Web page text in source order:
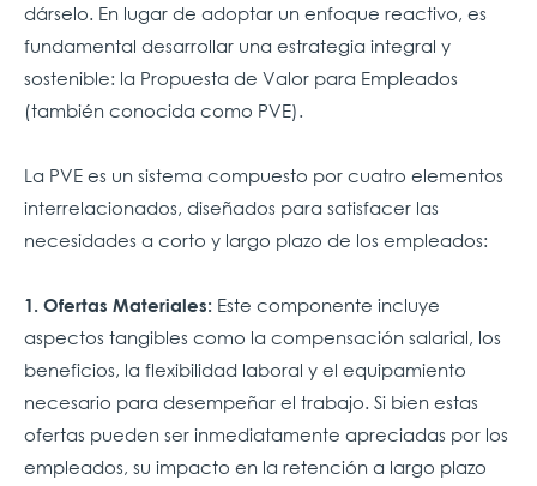
dárselo. En lugar de adoptar un enfoque reactivo, es
fundamental desarrollar una estrategia integral y
sostenible: la Propuesta de Valor para Empleados
(también conocida como PVE).
La PVE es un sistema compuesto por cuatro elementos
interrelacionados, diseñados para satisfacer las
necesidades a corto y largo plazo de los empleados:
1. Ofertas Materiales: Este componente incluye
aspectos tangibles como la compensación salarial, los
beneficios, la flexibilidad laboral y el equipamiento
necesario para desempeñar el trabajo. Si bien estas
ofertas pueden ser inmediatamente apreciadas por los
empleados, su impacto en la retención a largo plazo